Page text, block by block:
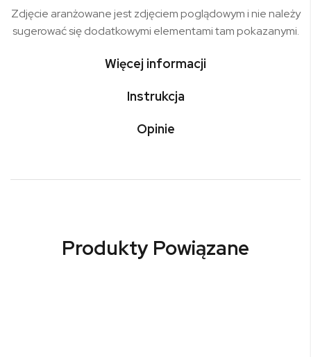
Zdjęcie aranżowane jest zdjęciem poglądowym i nie należy
sugerować się dodatkowymi elementami tam pokazanymi.
Więcej informacji
Instrukcja
Opinie
Produkty Powiązane